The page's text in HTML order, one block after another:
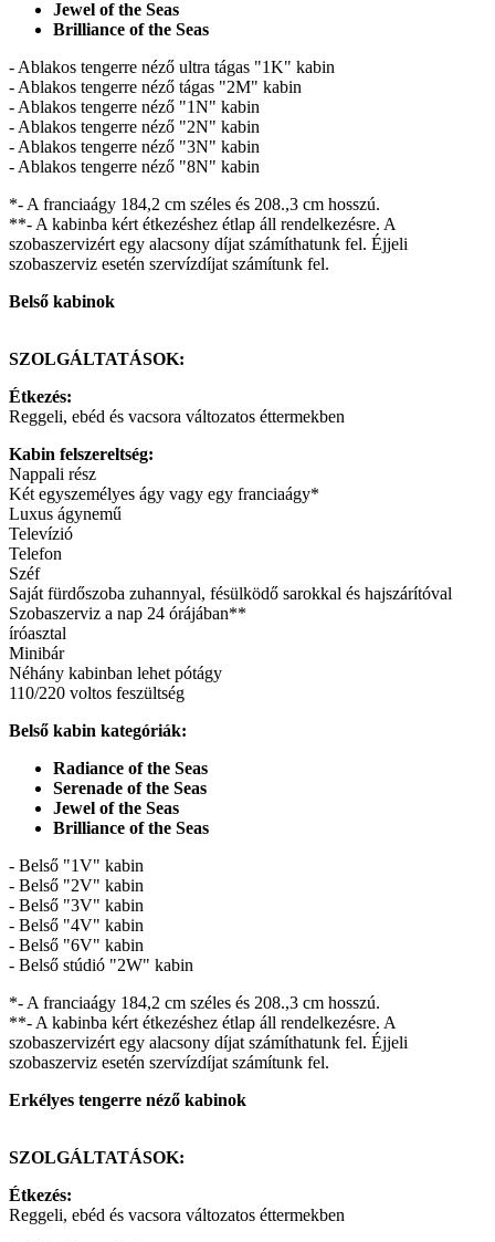
Jewel of the Seas
Brilliance of the Seas
- Ablakos tengerre néző ultra tágas "1K" kabin
- Ablakos tengerre néző tágas "2M" kabin
- Ablakos tengerre néző "1N" kabin
- Ablakos tengerre néző "2N" kabin
- Ablakos tengerre néző "3N" kabin
- Ablakos tengerre néző "8N" kabin
*- A franciaágy 184,2 cm széles és 208.,3 cm hosszú.
**- A kabinba kért étkezéshez étlap áll rendelkezésre. A
szobaszervizért egy alacsony díjat számíthatunk fel. Éjjeli
szobaszerviz esetén szervízdíjat számítunk fel.
Belső kabinok
SZOLGÁLTATÁSOK:
Étkezés:
Reggeli, ebéd és vacsora változatos éttermekben
Kabin felszereltség:
Nappali rész
Két egyszemélyes ágy vagy egy franciaágy*
Luxus ágynemű
Televízió
Telefon
Széf
Saját fürdőszoba zuhannyal, fésülködő sarokkal és hajszárítóval
Szobaszerviz a nap 24 órájában**
íróasztal
Minibár
Néhány kabinban lehet pótágy
110/220 voltos feszültség
Belső kabin kategóriák:
Radiance of the Seas
Serenade of the Seas
Jewel of the Seas
Brilliance of the Seas
- Belső "1V" kabin
- Belső "2V" kabin
- Belső "3V" kabin
- Belső "4V" kabin
- Belső "6V" kabin
- Belső stúdió "2W" kabin
*- A franciaágy 184,2 cm széles és 208.,3 cm hosszú.
**- A kabinba kért étkezéshez étlap áll rendelkezésre. A
szobaszervizért egy alacsony díjat számíthatunk fel. Éjjeli
szobaszerviz esetén szervízdíjat számítunk fel.
Erkélyes tengerre néző kabinok
SZOLGÁLTATÁSOK:
Étkezés:
Reggeli, ebéd és vacsora változatos éttermekben